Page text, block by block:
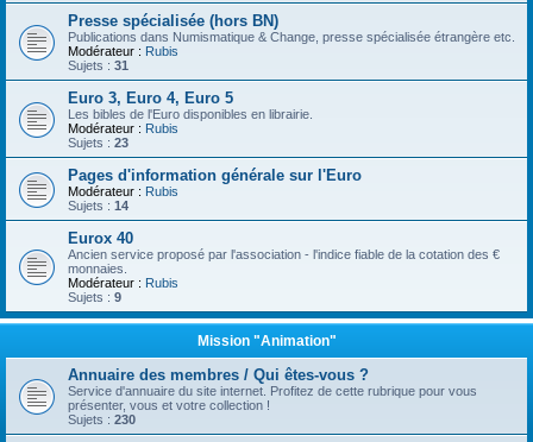
Presse spécialisée (hors BN)
Publications dans Numismatique & Change, presse spécialisée étrangère etc.
Modérateur : Rubis
Sujets : 31
Euro 3, Euro 4, Euro 5
Les bibles de l'Euro disponibles en librairie.
Modérateur : Rubis
Sujets : 23
Pages d'information générale sur l'Euro
Modérateur : Rubis
Sujets : 14
Eurox 40
Ancien service proposé par l'association - l'indice fiable de la cotation des €
monnaies.
Modérateur : Rubis
Sujets : 9
Mission "Animation"
Annuaire des membres / Qui êtes-vous ?
Service d'annuaire du site internet. Profitez de cette rubrique pour vous
présenter, vous et votre collection !
Sujets : 230